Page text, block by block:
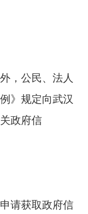
，公民、法人
》规定向武汉
政府信
请获取政府信